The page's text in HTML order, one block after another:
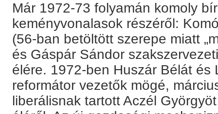
Már 1972-73 folyamán komoly
keményvonalasok részéről:
(56-ban betöltött szerepe miatt
és Gáspár Sándor
élére. 1972-ben Huszár Bélát és
reformátor vezetők mögé,
liberálisnak tartott Aczél